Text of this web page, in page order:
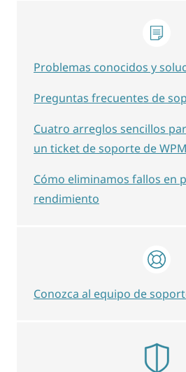
Problemas conocidos y
Preguntas frecuentes de
Cuatro arreglos sencillos
un ticket de soporte de
Cómo eliminamos fallos en
rendimiento
Conozca al equipo de